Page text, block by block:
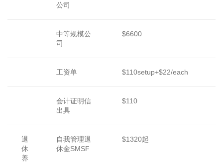
公司
中等规模公
司
$6600
工资单 $110setup+$22/each
会计证明信
出具
$110
退
休
养
自我管理退
休金SMSF
$1320起